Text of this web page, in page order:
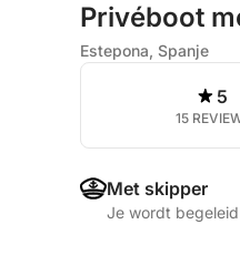
Privéboot
Estepona, Spanje
5
15
Met skipper
Je wordt